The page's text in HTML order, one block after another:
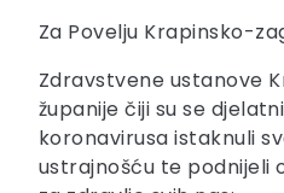
Za Povelju Krapinsko-
Zdravstvene ustanove
županije čiji su se
koronavirusa istaknuli
ustrajnošću te podnijeli